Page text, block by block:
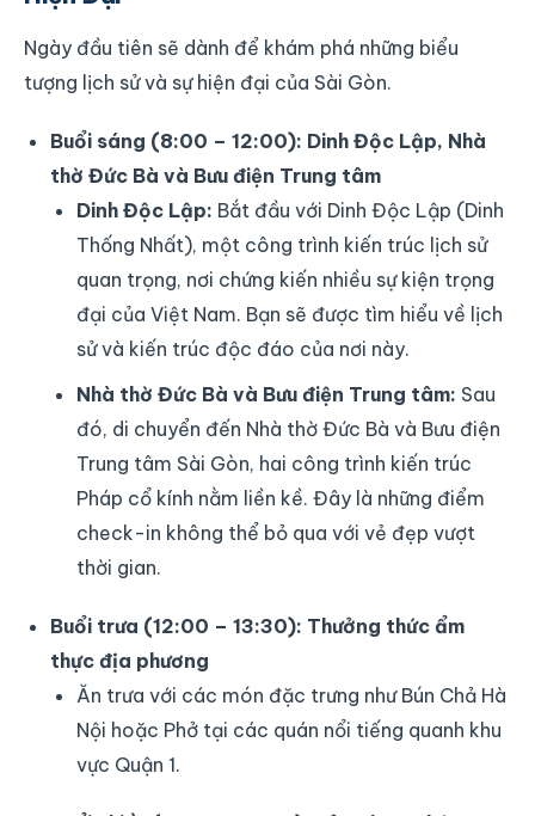
Ngày đầu tiên sẽ dành để khám phá những biểu
tượng lịch sử và sự hiện đại của Sài Gòn.
Buổi sáng (8:00 – 12:00): Dinh Độc Lập, Nhà
thờ Đức Bà và Bưu điện Trung tâm
Dinh Độc Lập: Bắt đầu với Dinh Độc Lập (Dinh
Thống Nhất), một công trình kiến trúc lịch sử
quan trọng, nơi chứng kiến nhiều sự kiện trọng
đại của Việt Nam. Bạn sẽ được tìm hiểu về lịch
sử và kiến trúc độc đáo của nơi này.
Nhà thờ Đức Bà và Bưu điện Trung tâm: Sau
đó, di chuyển đến Nhà thờ Đức Bà và Bưu điện
Trung tâm Sài Gòn, hai công trình kiến trúc
Pháp cổ kính nằm liền kề. Đây là những điểm
check-in không thể bỏ qua với vẻ đẹp vượt
thời gian.
Buổi trưa (12:00 – 13:30): Thưởng thức ẩm
thực địa phương
Ăn trưa với các món đặc trưng như Bún Chả Hà
Nội hoặc Phở tại các quán nổi tiếng quanh khu
vực Quận 1.